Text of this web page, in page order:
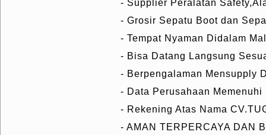
- Supplier Peralatan
- Grosir Sepatu Boot dan
- Tempat Nyaman Didalam
- Bisa Datang Langsung
- Berpengalaman Mensupply
- Data Perusahaan
- Rekening Atas Nama
- AMAN TERPERCAYA DAN